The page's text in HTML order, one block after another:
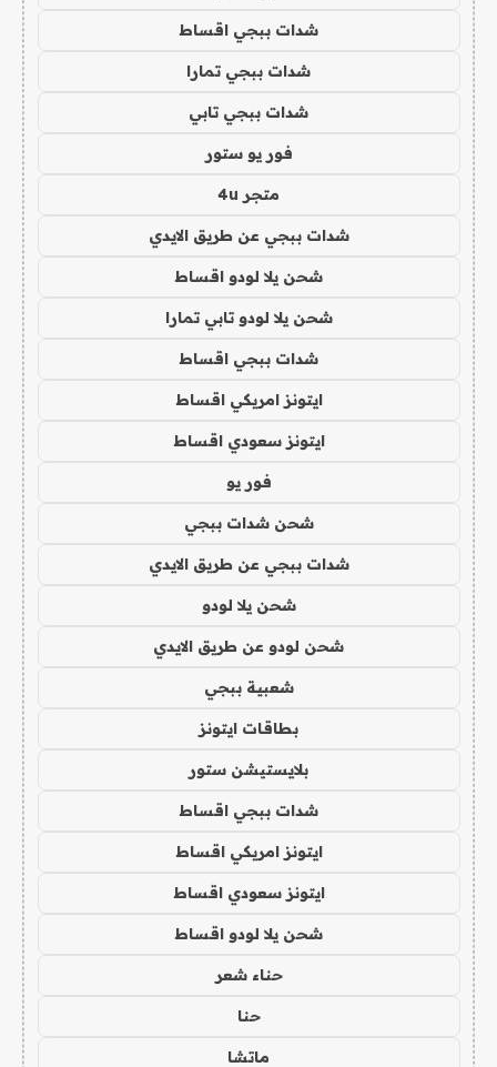
شدات ببجي اقساط
شدات ببجي تمارا
شدات ببجي تابي
فور يو ستور
متجر 4u
شدات ببجي عن طريق الايدي
شحن يلا لودو اقساط
شحن يلا لودو تابي تمارا
شدات ببجي اقساط
ايتونز امريكي اقساط
ايتونز سعودي اقساط
فور يو
شحن شدات ببجي
شدات ببجي عن طريق الايدي
شحن يلا لودو
شحن لودو عن طريق الايدي
شعبية ببجي
بطاقات ايتونز
بلايستيشن ستور
شدات ببجي اقساط
ايتونز امريكي اقساط
ايتونز سعودي اقساط
شحن يلا لودو اقساط
حناء شعر
حنا
ماتشا